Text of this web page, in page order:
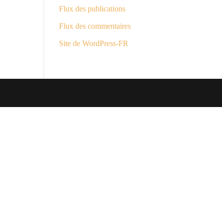
Flux des publications
Flux des commentaires
Site de WordPress-FR